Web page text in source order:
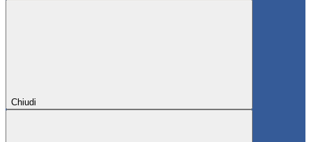
Chiudi